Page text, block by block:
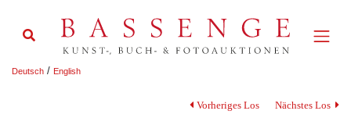
Deutsch / English
Vorheriges Los Nächstes Los